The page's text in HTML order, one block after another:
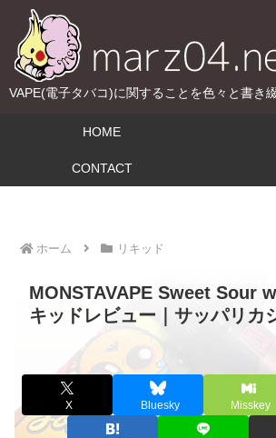
VAPE(電子タバコ)に関することを色々と書き
HOME
CONTACT
ホーム リキッド
MONSTAVAPE Sweet Sour
キッドレビュー｜サッパリカ
X Bluesky Misskey